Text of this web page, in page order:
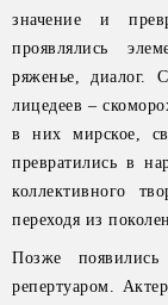
значение и
проявлялись
ряженье, диалог.
лицедеев –
в них мирское,
превратились в
коллективного
переходя из
Позже
репертуаром.